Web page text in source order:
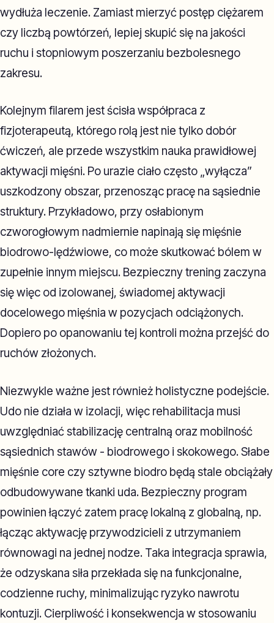
wydłuża leczenie. Zamiast mierzyć postęp ciężarem
czy liczbą powtórzeń, lepiej skupić się na jakości
ruchu i stopniowym poszerzaniu bezbolesnego
zakresu.
Kolejnym filarem jest ścisła współpraca z
fizjoterapeutą, którego rolą jest nie tylko dobór
ćwiczeń, ale przede wszystkim nauka prawidłowej
aktywacji mięśni. Po urazie ciało często „wyłącza”
uszkodzony obszar, przenosząc pracę na sąsiednie
struktury. Przykładowo, przy osłabionym
czworogłowym nadmiernie napinają się mięśnie
biodrowo-lędźwiowe, co może skutkować bólem w
zupełnie innym miejscu. Bezpieczny trening zaczyna
się więc od izolowanej, świadomej aktywacji
docelowego mięśnia w pozycjach odciążonych.
Dopiero po opanowaniu tej kontroli można przejść do
ruchów złożonych.
Niezwykle ważne jest również holistyczne podejście.
Udo nie działa w izolacji, więc rehabilitacja musi
uwzględniać stabilizację centralną oraz mobilność
sąsiednich stawów - biodrowego i skokowego. Słabe
mięśnie core czy sztywne biodro będą stale obciążały
odbudowywane tkanki uda. Bezpieczny program
powinien łączyć zatem pracę lokalną z globalną, np.
łącząc aktywację przywodzicieli z utrzymaniem
równowagi na jednej nodze. Taka integracja sprawia,
że odzyskana siła przekłada się na funkcjonalne,
codzienne ruchy, minimalizując ryzyko nawrotu
kontuzji. Cierpliwość i konsekwencja w stosowaniu